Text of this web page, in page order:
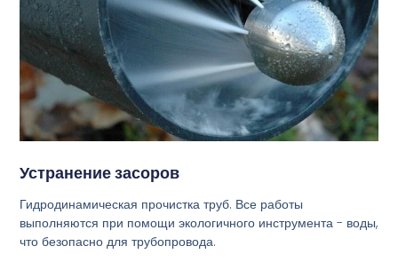
Устранение засоров
Гидродинамическая прочистка труб. Все работы
выполняются при помощи экологичного инструмента - воды,
что безопасно для трубопровода.